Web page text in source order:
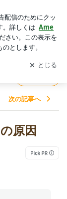
取りまし
開く
次の記事へ
原因